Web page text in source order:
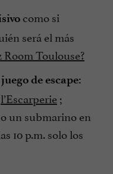
como si
será el más
Room Toulouse?
juego de escape:
l’Escarperie;
un submarino en
10 p.m. solo los